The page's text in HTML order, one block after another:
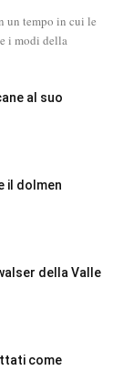
un tempo in cui le
i modi della
al suo
il dolmen
della Valle
come